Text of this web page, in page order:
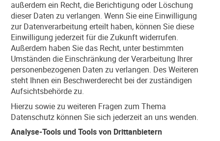
außerdem ein Recht, die Berichtigung oder Löschung
dieser Daten zu verlangen. Wenn Sie eine Einwilligung
zur Datenverarbeitung erteilt haben, können Sie diese
Einwilligung jederzeit für die Zukunft widerrufen.
Außerdem haben Sie das Recht, unter bestimmten
Umständen die Einschränkung der Verarbeitung Ihrer
personenbezogenen Daten zu verlangen. Des Weiteren
steht Ihnen ein Beschwerderecht bei der zuständigen
Aufsichtsbehörde zu.
Hierzu sowie zu weiteren Fragen zum Thema
Datenschutz können Sie sich jederzeit an uns wenden.
Analyse-Tools und Tools von Dritt­anbietern